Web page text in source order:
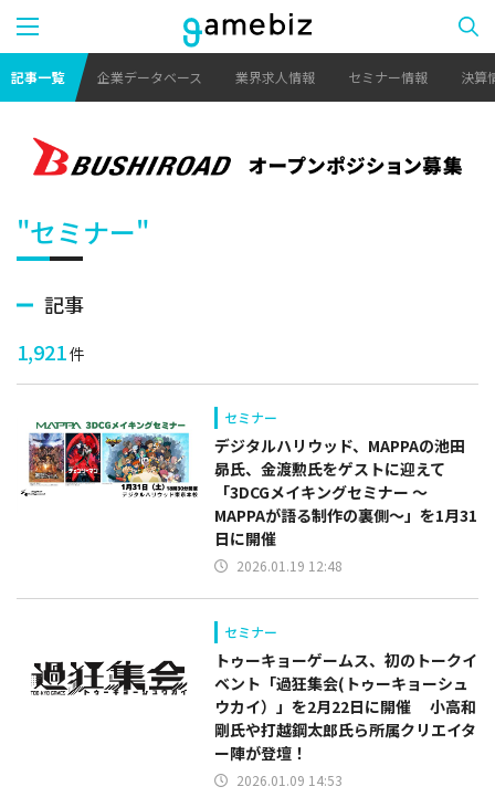
記事一覧 企業データベース 業界求人情報 セミナー情報 決算
"セミナー"
記事
1,921件
セミナー
デジタルハリウッド、MAPPAの池田
昴氏、金渡勲氏をゲストに迎えて
「3DCGメイキングセミナー ～
MAPPAが語る制作の裏側～」を1月31
日に開催
2026.01.19 12:48
セミナー
トゥーキョーゲームス、初のトークイ
ベント「過狂集会(トゥーキョーシュ
ウカイ）」を2月22日に開催 小高和
剛氏や打越鋼太郎氏ら所属クリエイタ
ー陣が登壇！
2026.01.09 14:53